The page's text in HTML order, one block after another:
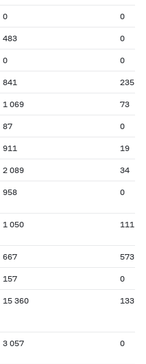
0 0
483 0
0 0
841 235
1 069 73
87 0
911 19
2 089 34
958 0
1 050 111
667 573
157 0
15 360 133
3 057 0